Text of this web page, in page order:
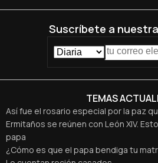
TEMAS
Así fue el rosario especial por la paz
Ermitaños se reúnen con León XIV.
papa
¿Cómo es que el papa bendiga tu
Suscríbete a